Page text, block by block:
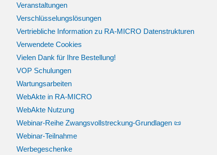
Veranstaltungen
Verschlüsselungslösungen
Vertriebliche Information zu RA-MICRO Datenstrukturen
Verwendete Cookies
Vielen Dank für Ihre Bestellung!
VOP Schulungen
Wartungsarbeiten
WebAkte in RA-MICRO
WebAkte Nutzung
Webinar-Reihe Zwangsvollstreckung-Grundlagen 📜
Webinar-Teilnahme
Werbegeschenke